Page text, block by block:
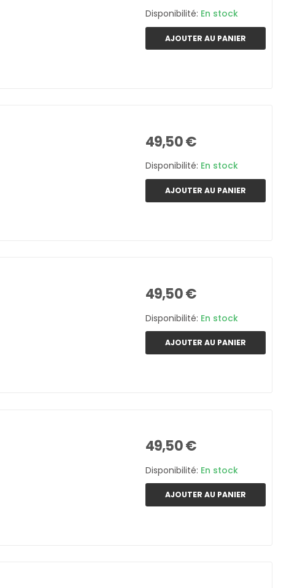
Disponibilité: En stock
AJOUTER AU PANIER
49,50 €
Disponibilité: En stock
AJOUTER AU PANIER
49,50 €
Disponibilité: En stock
AJOUTER AU PANIER
49,50 €
Disponibilité: En stock
AJOUTER AU PANIER